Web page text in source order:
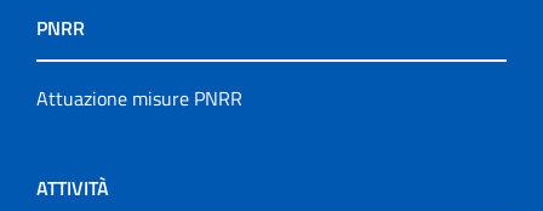
PNRR
Attuazione misure PNRR
ATTIVITÀ